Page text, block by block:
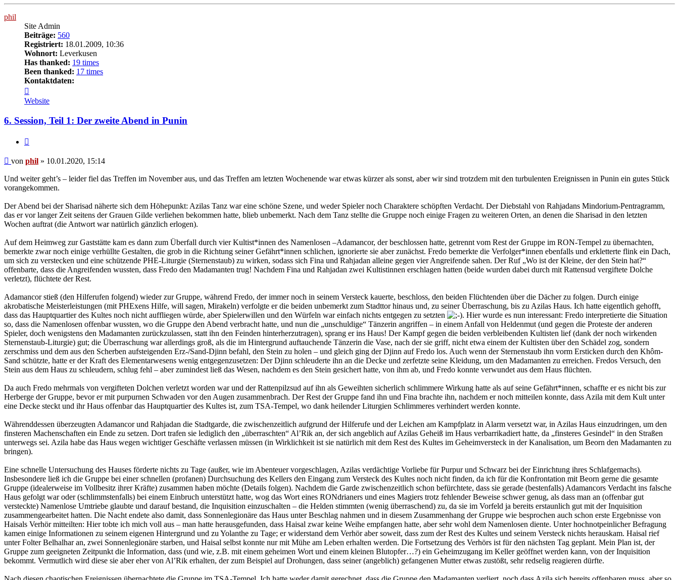
phil
Site Admin
Beiträge: 560
Registriert: 18.01.2009, 10:36
Wohnort: Leverkusen
Has thanked: 19 times
Been thanked: 17 times
Kontaktdaten:
von
phil
Website
6. Session, Teil 1: Der zweite Abend in Punin
Beitrag
von phil » 10.01.2020, 15:14
Und weiter geht’s – leider fiel das Treffen im November aus, und das Treffen am letzten Wochenende war etwas kürzer als sonst, aber wir sind trotzdem mit den turbulenten Ereignissen in Punin ein gutes Stück
vorangekommen.
Der Abend bei der Sharisad näherte sich dem Höhepunkt: Azilas Tanz war eine schöne Szene, und weder Spieler noch Charaktere schöpften Verdacht. Der Diebstahl von Rahjadans Mindorium-Pentragramm,
das er vor langer Zeit seitens der Grauen Gilde verliehen bekommen hatte, blieb unbemerkt. Nach dem Tanz stellte die Gruppe noch einige Fragen zu weiteren Orten, an denen die Sharisad in den letzten
Wochen auftrat (die Antwort war natürlich gänzlich erlogen).
Auf dem Heimweg zur Gaststätte kam es dann zum Überfall durch vier Kultist*innen des Namenlosen –Adamancor, der beschlossen hatte, getrennt vom Rest der Gruppe im RON-Tempel zu übernachten,
bemerkte zwar noch einige verhüllte Gestalten, die grob in die Richtung seiner Gefährt*innen schlichen, ignorierte sie aber zunächst. Fredo bemerkte die Verfolger*innen ebenfalls und erkletterte flink ein Dach,
um sich zu verstecken und eine schützende PHE-Liturgie (Sternenstaub) zu wirken, sodass sich Fina und Rahjadan alleine gegen vier Angreifende sahen. Der Ruf „Wo ist der Kleine, der den Stein hat?“
offenbarte, dass die Angreifenden wussten, dass Fredo den Madamanten trug! Nachdem Fina und Rahjadan zwei Kultistinnen erschlagen hatten (beide wurden dabei durch mit Rattensud vergiftete Dolche
verletzt), flüchtete der Rest.
Adamancor stieß (den Hilferufen folgend) wieder zur Gruppe, während Fredo, der immer noch in seinem Versteck kauerte, beschloss, den beiden Flüchtenden über die Dächer zu folgen. Durch einige
akrobatische Meisterleistungen (mit PHExens Hilfe, will sagen, Mirakeln) verfolgte er die beiden unbemerkt zum Stadttor hinaus und, zu seiner Überraschung, bis zu Azilas Haus. Ich hatte eigentlich gehofft,
dass das Hauptquartier des Kultes noch nicht auffliegen würde, aber Spielerwillen und den Würfeln war einfach nichts entgegen zu setzten
. Hier wurde es nun interessant: Fredo interpretierte die Situation
so, dass die Namenlosen offenbar wussten, wo die Gruppe den Abend verbracht hatte, und nun die „unschuldige“ Tänzerin angriffen – in einem Anfall von Heldenmut (und gegen die Proteste der anderen
Spieler, doch wenigstens den Madamanten zurückzulassen, statt ihn den Feinden hinterherzutragen), sprang er ins Haus! Der Kampf gegen die beiden verbleibenden Kultisten lief (dank der noch wirkenden
Sternenstaub-Liturgie) gut; die Überraschung war allerdings groß, als die im Hintergrund auftauchende Tänzerin die Vase, nach der sie griff, nicht etwa einem der Kultisten über den Schädel zog, sondern
zerschmiss und dem aus den Scherben aufsteigenden Erz-/Sand-Djinn befahl, den Stein zu holen – und gleich ging der Djinn auf Fredo los. Auch wenn der Sternenstaub ihn vorm Ersticken durch den Khôm-
Sand schützte, hatte er der Kraft des Elementarwesens wenig entgegenzusetzen: Der Djinn schleuderte ihn an die Decke und zerfetzte seine Kleidung, um den Madamanten zu erreichen. Fredos Versuch, den
Stein aus dem Haus zu schleudern, schlug fehl – aber zumindest ließ das Wesen, nachdem es den Stein gesichert hatte, von ihm ab, und Fredo konnte verwundet aus dem Haus flüchten.
Da auch Fredo mehrmals von vergifteten Dolchen verletzt worden war und der Rattenpilzsud auf ihn als Geweihten sicherlich schlimmere Wirkung hatte als auf seine Gefährt*innen, schaffte er es nicht bis zur
Herberge der Gruppe, bevor er mit purpurnen Schwaden vor den Augen zusammenbrach. Der Rest der Gruppe fand ihn und Fina brachte ihn, nachdem er noch mitteilen konnte, dass Azila mit dem Kult unter
eine Decke steckt und ihr Haus offenbar das Hauptquartier des Kultes ist, zum TSA-Tempel, wo dank heilender Liturgien Schlimmeres verhindert werden konnte.
Währenddessen überzeugten Adamancor und Rahjadan die Stadtgarde, die zwischenzeitlich aufgrund der Hilferufe und der Leichen am Kampfplatz in Alarm versetzt war, in Azilas Haus einzudringen, um den
finsteren Machenschaften ein Ende zu setzen. Dort trafen sie lediglich den „überraschten“ Al’Rik an, der sich angeblich auf Azilas Geheiß im Haus verbarrikadiert hatte, da „finsteres Gesindel“ in den Straßen
unterwegs sei. Azila habe das Haus wegen wichtiger Geschäfte verlassen müssen (in Wirklichkeit ist sie natürlich mit dem Rest des Kultes im Geheimversteck in der Kanalisation, um Beorn den Madamanten zu
bringen).
Eine schnelle Untersuchung des Hauses förderte nichts zu Tage (außer, wie im Abenteuer vorgeschlagen, Azilas verdächtige Vorliebe für Purpur und Schwarz bei der Einrichtung ihres Schlafgemachs).
Insbesondere ließ ich die Gruppe bei einer schnellen (profanen) Durchsuchung des Kellers den Eingang zum Versteck des Kultes noch nicht finden, da ich für die Konfrontation mit Beorn gerne die gesamte
Gruppe (idealerweise im Vollbesitz ihrer Kräfte) zusammen haben möchte (Details folgen). Nachdem die Garde zwischenzeitlich schon befürchtete, dass sie gerade (bestenfalls) Adamancors Verdacht ins falsche
Haus gefolgt war oder (schlimmstenfalls) bei einem Einbruch unterstützt hatte, wog das Wort eines RONdrianers und eines Magiers trotz fehlender Beweise schwer genug, als dass man an (offenbar gut
versteckte) Namenlose Umtriebe glaubte und darauf bestand, die Inquisition einzuschalten – die Helden stimmten (wenig überraschend) zu, da sie im Vorfeld ja bereits erstaunlich gut mit der Inquisition
zusammengearbeitet hatten. Die Nacht endete also damit, dass Sonnenlegionäre das Haus unter Beschlag nahmen und in diesem Zusammenhang der Gruppe wie besprochen auch schon erste Ergebnisse von
Haisals Verhör mitteilten: Hier tobte ich mich voll aus – man hatte herausgefunden, dass Haisal zwar keine Weihe empfangen hatte, aber sehr wohl dem Namenlosen diente. Unter hochnotpeinlicher Befragung
kamen einige Informationen zu seinem eigenen Hintergrund und zu Yolanthe zu Tage; er widerstand dem Verhör aber soweit, dass zum der Rest des Kultes und seinem Versteck nichts herauskam. Haisal rief
unter Folter Belhalhar an, zwei Sonnenlegionäre starben, und Haisal selbst konnte nur mit Mühe am Leben erhalten werden. Die Fortsetzung des Verhörs ist für den nächsten Tag geplant. Mein Plan ist, der
Gruppe zum geeigneten Zeitpunkt die Information, dass (und wie, z.B. mit einem geheimen Wort und einem kleinen Blutopfer…?) ein Geheimzugang im Keller geöffnet werden kann, von der Inquisition
bekommt. Vermutlich wird diese sie aber eher von Al’Rik erhalten, der zum Beispiel auf Drohungen, dass seiner (angeblich) gefangenen Mutter etwas zustößt, sehr redselig reagieren dürfte.